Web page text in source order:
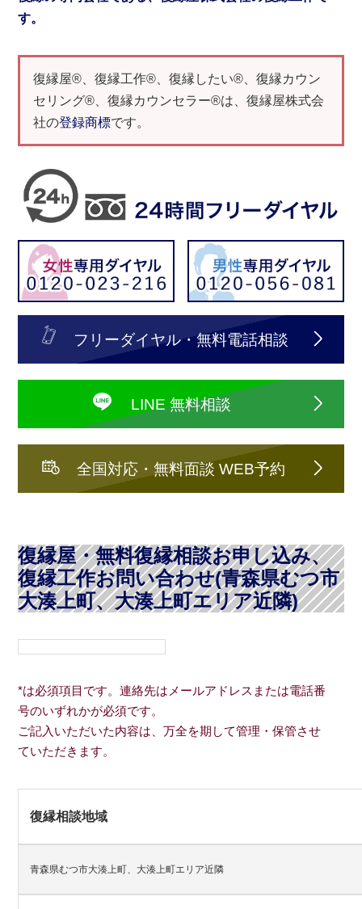
す。
復縁屋®、復縁工作®、復縁したい®、復縁カウン
セリング®、復縁カウンセラー®は、復縁屋株式会
社の登録商標です。
フリーダイヤル・無料電話相談
LINE 無料相談
全国対応・無料面談 WEB予約
復縁屋・無料復縁相談お申し込み、
復縁工作お問い合わせ(青森県むつ市
大湊上町、大湊上町エリア近隣)
*は必須項目です。連絡先はメールアドレスまたは電話番
号のいずれかが必須です。
ご記入いただいた内容は、万全を期して管理・保管させ
ていただきます。
復縁相談地域
青森県むつ市大湊上町、大湊上町エリア近隣